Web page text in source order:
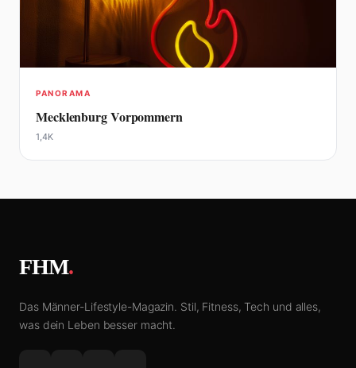
PANORAMA
Mecklenburg Vorpommern
1,4K
FHM.
Das Männer-Lifestyle-Magazin. Stil, Fitness, Tech und alles,
was dein Leben besser macht.